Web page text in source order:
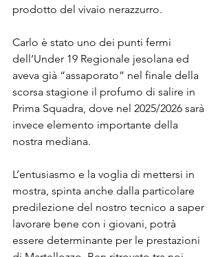
prodotto del vivaio nerazzurro.
Carlo è stato uno dei punti fermi
dell’Under 19 Regionale jesolana ed
aveva già “assaporato” nel finale della
scorsa stagione il profumo di salire in
Prima Squadra, dove nel 2025/2026 sarà
invece elemento importante della
nostra mediana.
L’entusiasmo e la voglia di mettersi in
mostra, spinta anche dalla particolare
predilezione del nostro tecnico a saper
lavorare bene con i giovani, potrà
essere determinante per le prestazioni